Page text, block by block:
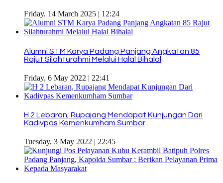
Friday, 14 March 2025 | 12:24
Alumni STM Karya Padang Panjang Angkatan 85
Rajut Silahturahmi Melalui Halal Bihalal
Friday, 6 May 2022 | 22:41
H 2 Lebaran, Rupajang Mendapat Kunjungan Dari
Kadivpas Kemenkumham Sumbar
Tuesday, 3 May 2022 | 22:45